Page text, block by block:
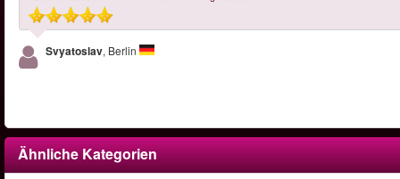
Svyatoslav, Berlin
Ähnliche Kategorien